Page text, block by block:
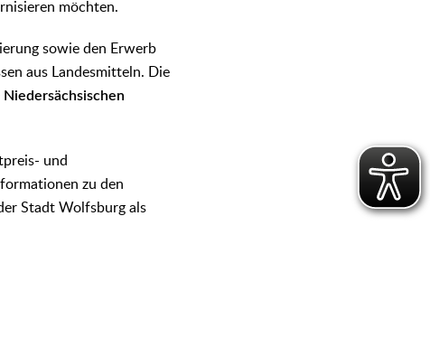
möchten.
sowie den Erwerb
aus Landesmitteln. Die
Niedersächsischen
und
zu den
Stadt Wolfsburg als